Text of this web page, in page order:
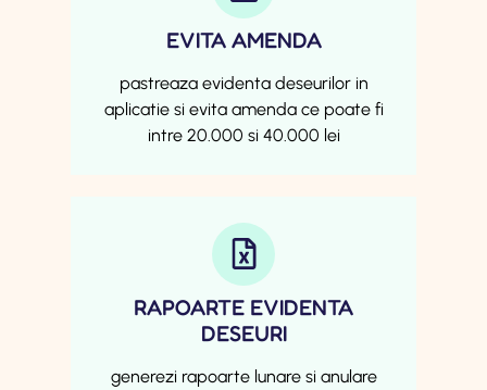
EVITA AMENDA
pastreaza evidenta deseurilor in
aplicatie si evita amenda ce poate fi
intre 20.000 si 40.000 lei
RAPOARTE EVIDENTA
DESEURI
generezi rapoarte lunare si anulare